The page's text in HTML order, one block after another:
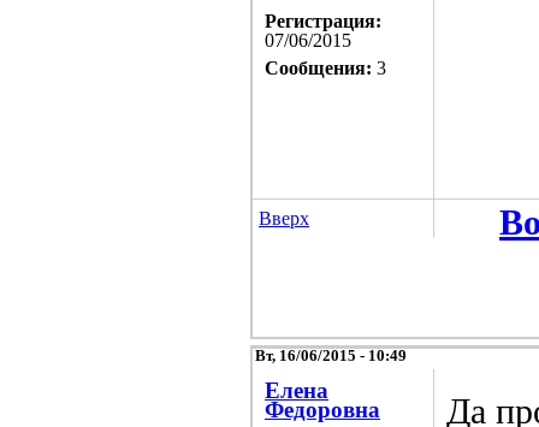
Регистрация:
07/06/2015
Сообщения: 3
Вверх
Вт, 16/06/2015 - 10:49
Елена
Федоровна
Да